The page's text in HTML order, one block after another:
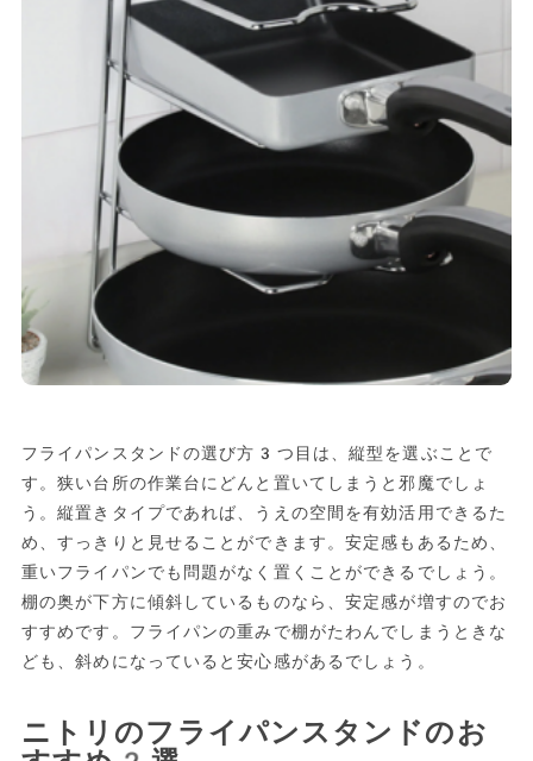
フライパンスタンドの選び方3つ目は、縦型を選ぶことで
す。狭い台所の作業台にどんと置いてしまうと邪魔でしょ
う。縦置きタイプであれば、うえの空間を有効活用できるた
め、すっきりと見せることができます。安定感もあるため、
重いフライパンでも問題がなく置くことができるでしょう。
棚の奥が下方に傾斜しているものなら、安定感が増すのでお
すすめです。フライパンの重みで棚がたわんでしまうときな
ども、斜めになっていると安心感があるでしょう。
ニトリのフライパンスタンドのお